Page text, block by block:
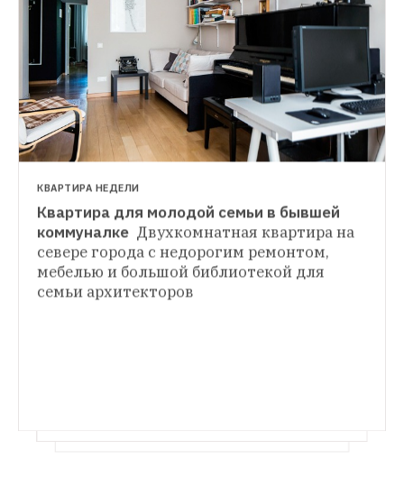
КВАРТИРА НЕДЕЛИ
Лучшие квартиры 2015 годаМаленькие
или огромные, для большой семьи или
КВАРТИРА НЕДЕЛИ
Живописная мансарда
в дореволюционном доме в центре
Петербурга Двухуровневая студия
с камином под крышей двухэтажного
КВАРТИРА НЕДЕЛИ
Квартира для молодой семьи в бывшей
коммуналке Двухкомнатная квартира на
севере города с недорогим ремонтом,
мебелью и большой библиотекой для
семьи архитекторов